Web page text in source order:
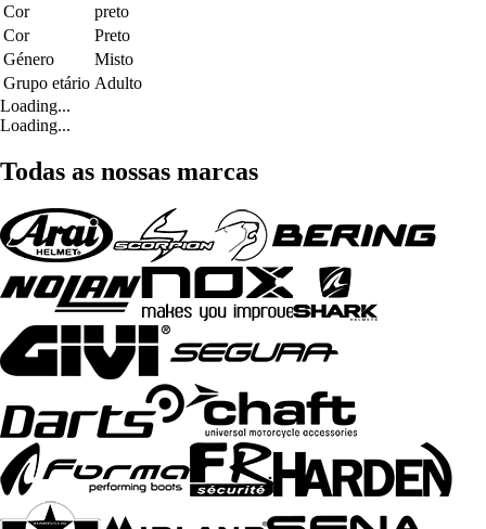
Cor
preto
Cor
Preto
Género
Misto
Grupo etário Adulto
Loading...
Loading...
Todas as nossas marcas